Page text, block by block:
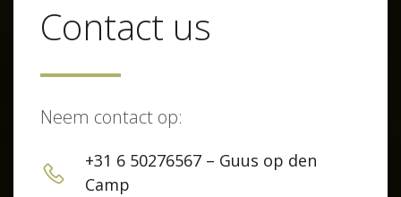
Contact us
Neem contact op:
+31 6 50276567 – Guus op den
Camp